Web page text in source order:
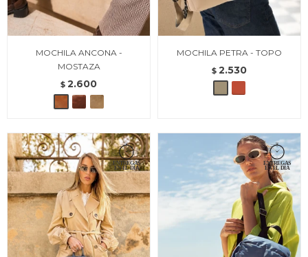
MOCHILA ANCONA -
MOSTAZA
$ 2.600
MOCHILA PETRA - TOPO
$ 2.530